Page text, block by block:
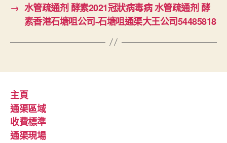
→ 水管疏通剂 酵素2021冠狀病毒病 水管疏通剂 酵
素香港石塘咀公司-石塘咀通渠大王公司54485818
主頁
通渠區域
收費標準
通渠現場